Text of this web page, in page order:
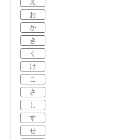
え
お
か
き
く
け
こ
さ
し
す
せ